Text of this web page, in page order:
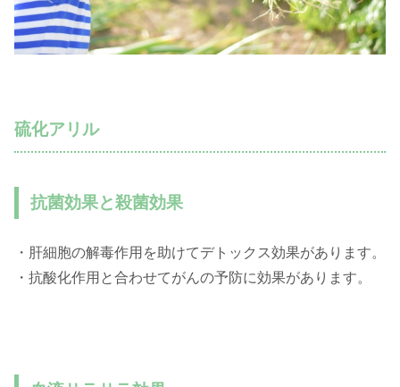
硫化アリル
抗菌効果と殺菌効果
・肝細胞の解毒作用を助けてデトックス効果があります。
・抗酸化作用と合わせてがんの予防に効果があります。